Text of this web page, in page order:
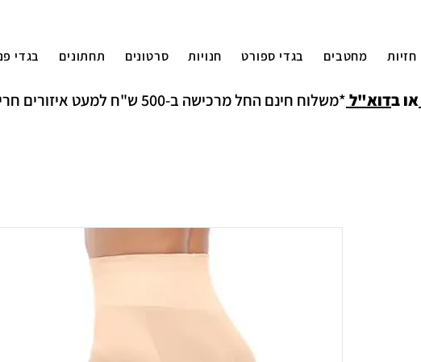
חזיות מחטבים בגדי ספורט חנויות סרטונים תחתונים בגדי
או בדוא"ל*משלוח חינם החל מרכישה ב-500 ש"ח למעט איזורים חריגים